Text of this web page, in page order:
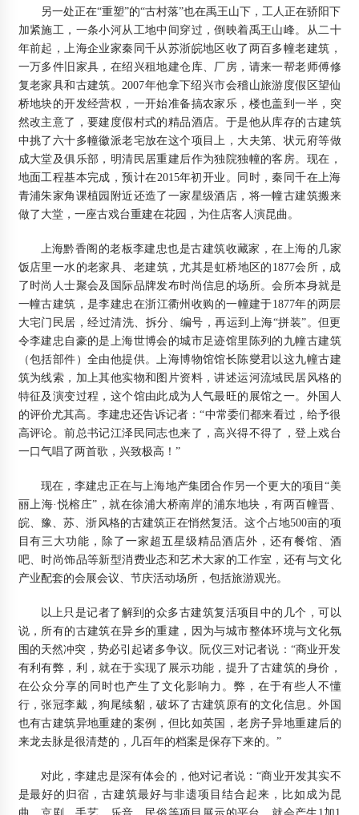
另一处正在“重塑”的“古村落”也在禹王山下，工人正在骄阳下
加紧施工，一条小河从工地中间穿过，倒映着禹王山峰。从二十
年前起，上海企业家秦同千从苏浙皖地区收了两百多幢老建筑，
一万多件旧家具，在绍兴租地建仓库、厂房，请来一帮老师傅修
复老家具和古建筑。2007年他拿下绍兴市会稽山旅游度假区望仙
桥地块的开发经营权，一开始准备搞农家乐，楼也盖到一半，突
然改主意了，要建度假村式的精品酒店。于是他从库存的古建筑
中挑了六十多幢徽派老宅放在这个项目上，大夫第、状元府等做
成大堂及俱乐部，明清民居重建后作为独院独幢的客房。现在，
地面工程基本完成，预计在2015年初开业。同时，秦同千在上海
青浦朱家角课植园附近还造了一家星级酒店，将一幢古建筑搬来
做了大堂，一座古戏台重建在花园，为住店客人演昆曲。
上海黔香阁的老板李建忠也是古建筑收藏家，在上海的几家
饭店里一水的老家具、老建筑，尤其是虹桥地区的1877会所，成
了时尚人士聚会及国际品牌发布时尚信息的场所。会所本身就是
一幢古建筑，是李建忠在浙江衢州收购的一幢建于1877年的两层
大宅门民居，经过清洗、拆分、编号，再运到上海“拼装”。但更
令李建忠自豪的是上海世博会的城市足迹馆里陈列的九幢古建筑
（包括部件）全由他提供。上海博物馆馆长陈燮君以这九幢古建
筑为线索，加上其他实物和图片资料，讲述运河流域民居风格的
特征及演变过程，这个馆由此成为人气最旺的展馆之一。外国人
的评价尤其高。李建忠还告诉记者：“中常委们都来看过，给予很
高评论。前总书记江泽民同志也来了，高兴得不得了，登上戏台
一口气唱了两首歌，兴致极高！”
现在，李建忠正在与上海地产集团合作另一个更大的项目“美
丽上海·悦榕庄”，就在徐浦大桥南岸的浦东地块，有两百幢晋、
皖、豫、苏、浙风格的古建筑正在悄然复活。这个占地500亩的项
目有三大功能，除了一家超五星级精品酒店外，还有餐馆、酒
吧、时尚饰品等新型消费业态和艺术大家的工作室，还有与文化
产业配套的会展会议、节庆活动场所，包括旅游观光。
以上只是记者了解到的众多古建筑复活项目中的几个，可以
说，所有的古建筑在异乡的重建，因为与城市整体环境与文化氛
围的天然冲突，势必引起诸多争议。阮仪三对记者说：“商业开发
有利有弊，利，就在于实现了展示功能，提升了古建筑的身价，
在公众分享的同时也产生了文化影响力。弊，在于有些人不懂
行，张冠李戴，狗尾续貂，破坏了古建筑原有的文化信息。外国
也有古建筑异地重建的案例，但比如英国，老房子异地重建后的
来龙去脉是很清楚的，几百年的档案是保存下来的。”
对此，李建忠是深有体会的，他对记者说：“商业开发其实不
是最好的归宿，古建筑最好与非遗项目结合起来，比如成为昆